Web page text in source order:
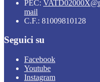
PEC:
mail
C.F.: 81009810128
Seguici su
Facebook
Youtube
Instagram